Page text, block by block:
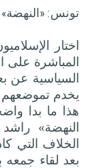
تونس:
اختار
المباشرة على
السياسية عن
يخدم تموضعهم
هذا ما بدا
النهضة»
الخلاف التي
بعد لقاء جمعه